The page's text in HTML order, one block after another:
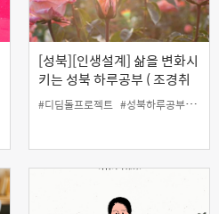
[성북][인생설계] 삶을 변화시
키는 성북 하루공부 ( 조경취
미로 만들어가는 평생 현역의
삶 )
#디딤돌프로젝트 #성북하루공부 #인